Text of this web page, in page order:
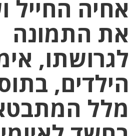
אחיה החייל
את התמונה
לגרושתו,
הילדים,
מלל